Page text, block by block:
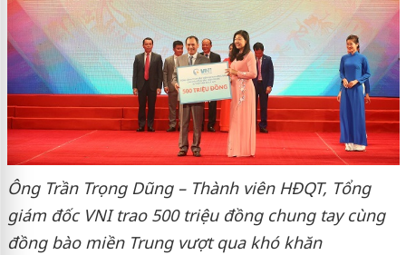
Ông Trần Trọng Dũng – Thành viên HĐQT, Tổng
giám đốc VNI trao 500 triệu đồng chung tay cùng
đồng bào miền Trung vượt qua khó khăn